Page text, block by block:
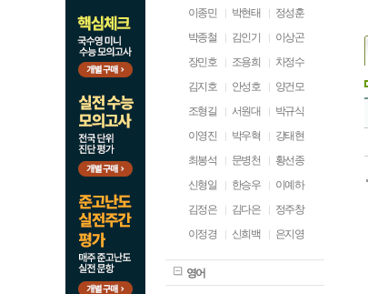
이종민
박현태
정성훈
박종철
김인기
이상곤
장민호
조용희
차정수
김지호
안성호
양건모
조형길
서원대
박규식
이영진
박우혁
강태현
최봉석
문병천
황선종
신형일
한승우
이예하
김정은
김다은
정주창
이정경
신희백 은지영
영어